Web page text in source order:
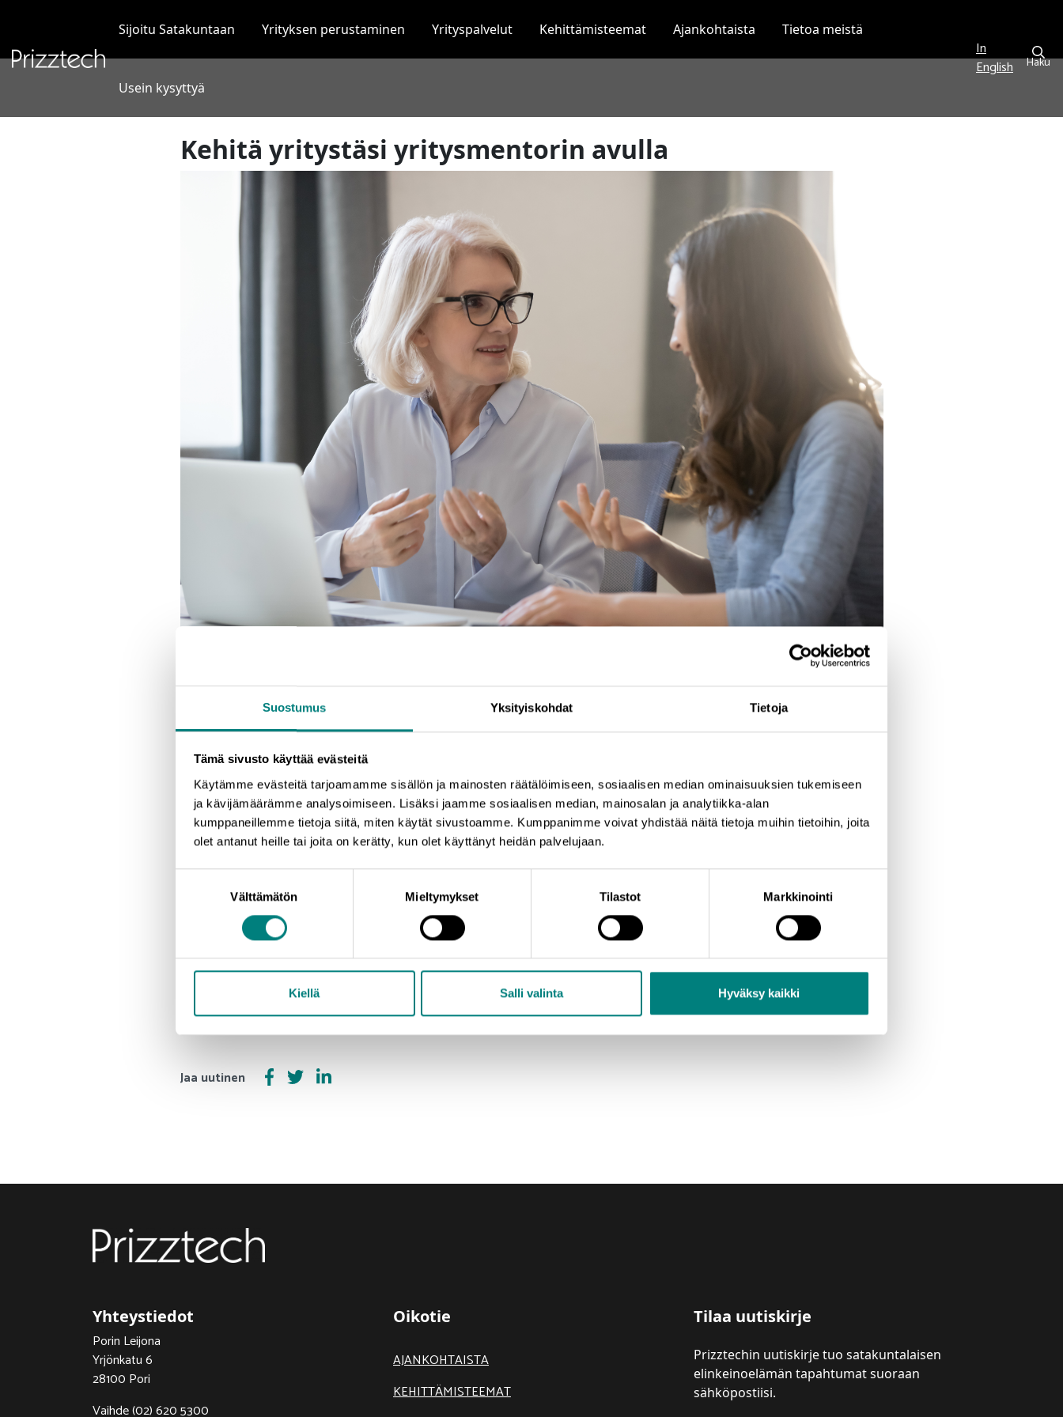
Suostumus Yksityiskohdat Tietoja
Tämä sivusto käyttää evästeitä
Käytämme evästeitä tarjoamamme sisällön ja mainosten räätälöimiseen, sosiaalisen median ominaisuuksien tukemiseen
ja kävijämäärämme analysoimiseen. Lisäksi jaamme sosiaalisen median, mainosalan ja analytiikka-alan
kumppaneillemme tietoja siitä, miten käytät sivustoamme. Kumppanimme voivat yhdistää näitä tietoja muihin tietoihin, joita
olet antanut heille tai joita on kerätty, kun olet käyttänyt heidän palvelujaan.
Välttämätön Mieltymykset Tilastot Markkinointi
Kiellä Salli valinta Hyväksy kaikki
Sijoitu Satakuntaan Yrityksen perustaminen Yrityspalvelut Kehittämisteemat Ajankohtaista Tietoa meistä
Usein kysyttyä
In
English
Haku
Kehitä yritystäsi yritysmentorin avulla
kokemuksen ja asiantuntemuksen jakamista sekä hiljaisen tiedon siirtoa. Toiminnan päämääränä on auttaa yritystä ja yrittäjää kehittymään ja
meillä on yli 80 ja mentoroituja opiskelijoita, yrityksiä ja yrittäjiä on ollut toiminnan aikana n. 300.
Otamme enemmän kuin mielellämme lisää mentoreita verkostoomme. Yrittäjä, mikäli haluat itsellesi yritysmentorin, ota meihin rohkeasti
ilona.wessman@prizz.fi
Jaa uutinen
Yhteystiedot
Porin Leijona
Yrjönkatu 6
28100 Pori
Vaihde (02) 620 5300
Oikotie
AJANKOHTAISTA
KEHITTÄMISTEEMAT
Tilaa uutiskirje
Prizztechin uutiskirje tuo satakuntalaisen
elinkeinoelämän tapahtumat suoraan
sähköpostiisi.